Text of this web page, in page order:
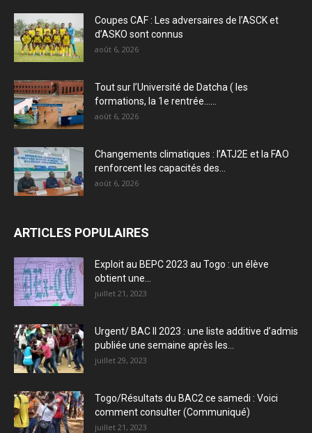
Coupes CAF : Les adversaires de l’ASCK et
d’ASKO sont connus
août 6, 2026
Tout sur l’Université de Datcha ( les
formations, la 1e rentrée…...
août 6, 2026
Changements climatiques : l’ATJ2E et la FAO
renforcent les capacités des...
août 6, 2026
ARTICLES POPULAIRES
Exploit au BEPC 2023 au Togo : un élève
obtient une...
juillet 21, 2023
Urgent/ BAC II 2023 : une liste additive d’admis
publiée une semaine après les...
juillet 29, 2023
Togo/Résultats du BAC2 ce samedi : Voici
comment consulter (Communiqué)
juillet 21, 2023